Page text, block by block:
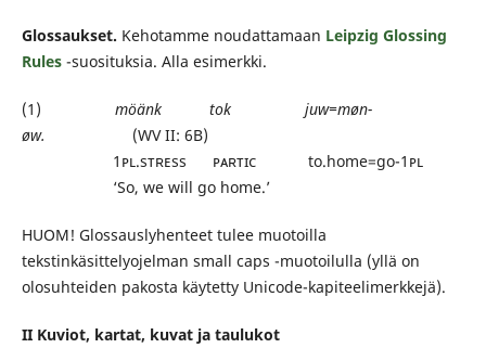
Glossaukset. Kehotamme noudattamaan Leipzig Glossing
Rules -suosituksia. Alla esimerkki.
(1) möänk tok juw=møn-
øw.
(WV II: 6B)
1 ᴘʟ.sᴛʀᴇss ᴘᴀʀᴛɪᴄto.home=go-1 ᴘʟ
‘So, we will go home.’
HUOM! Glossauslyhenteet tulee muotoilla
tekstinkäsittelyojelman small caps -muotoilulla (yllä on
olosuhteiden pakosta käytetty Unicode-kapiteelimerkkejä).
II Kuviot, kartat, kuvat ja taulukot